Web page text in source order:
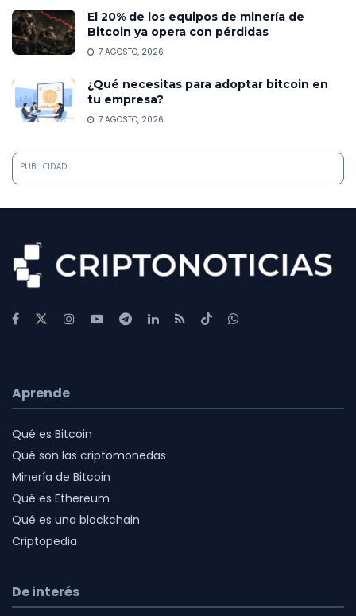
El 20% de los equipos de minería de
Bitcoin ya opera con pérdidas
7 AGOSTO, 2026
¿Qué necesitas para adoptar bitcoin en
tu empresa?
7 AGOSTO, 2026
PUBLICIDAD
Aprende
Qué es Bitcoin
Qué son las criptomonedas
Minería de Bitcoin
Qué es Ethereum
Qué es una blockchain
Criptopedia
De interés